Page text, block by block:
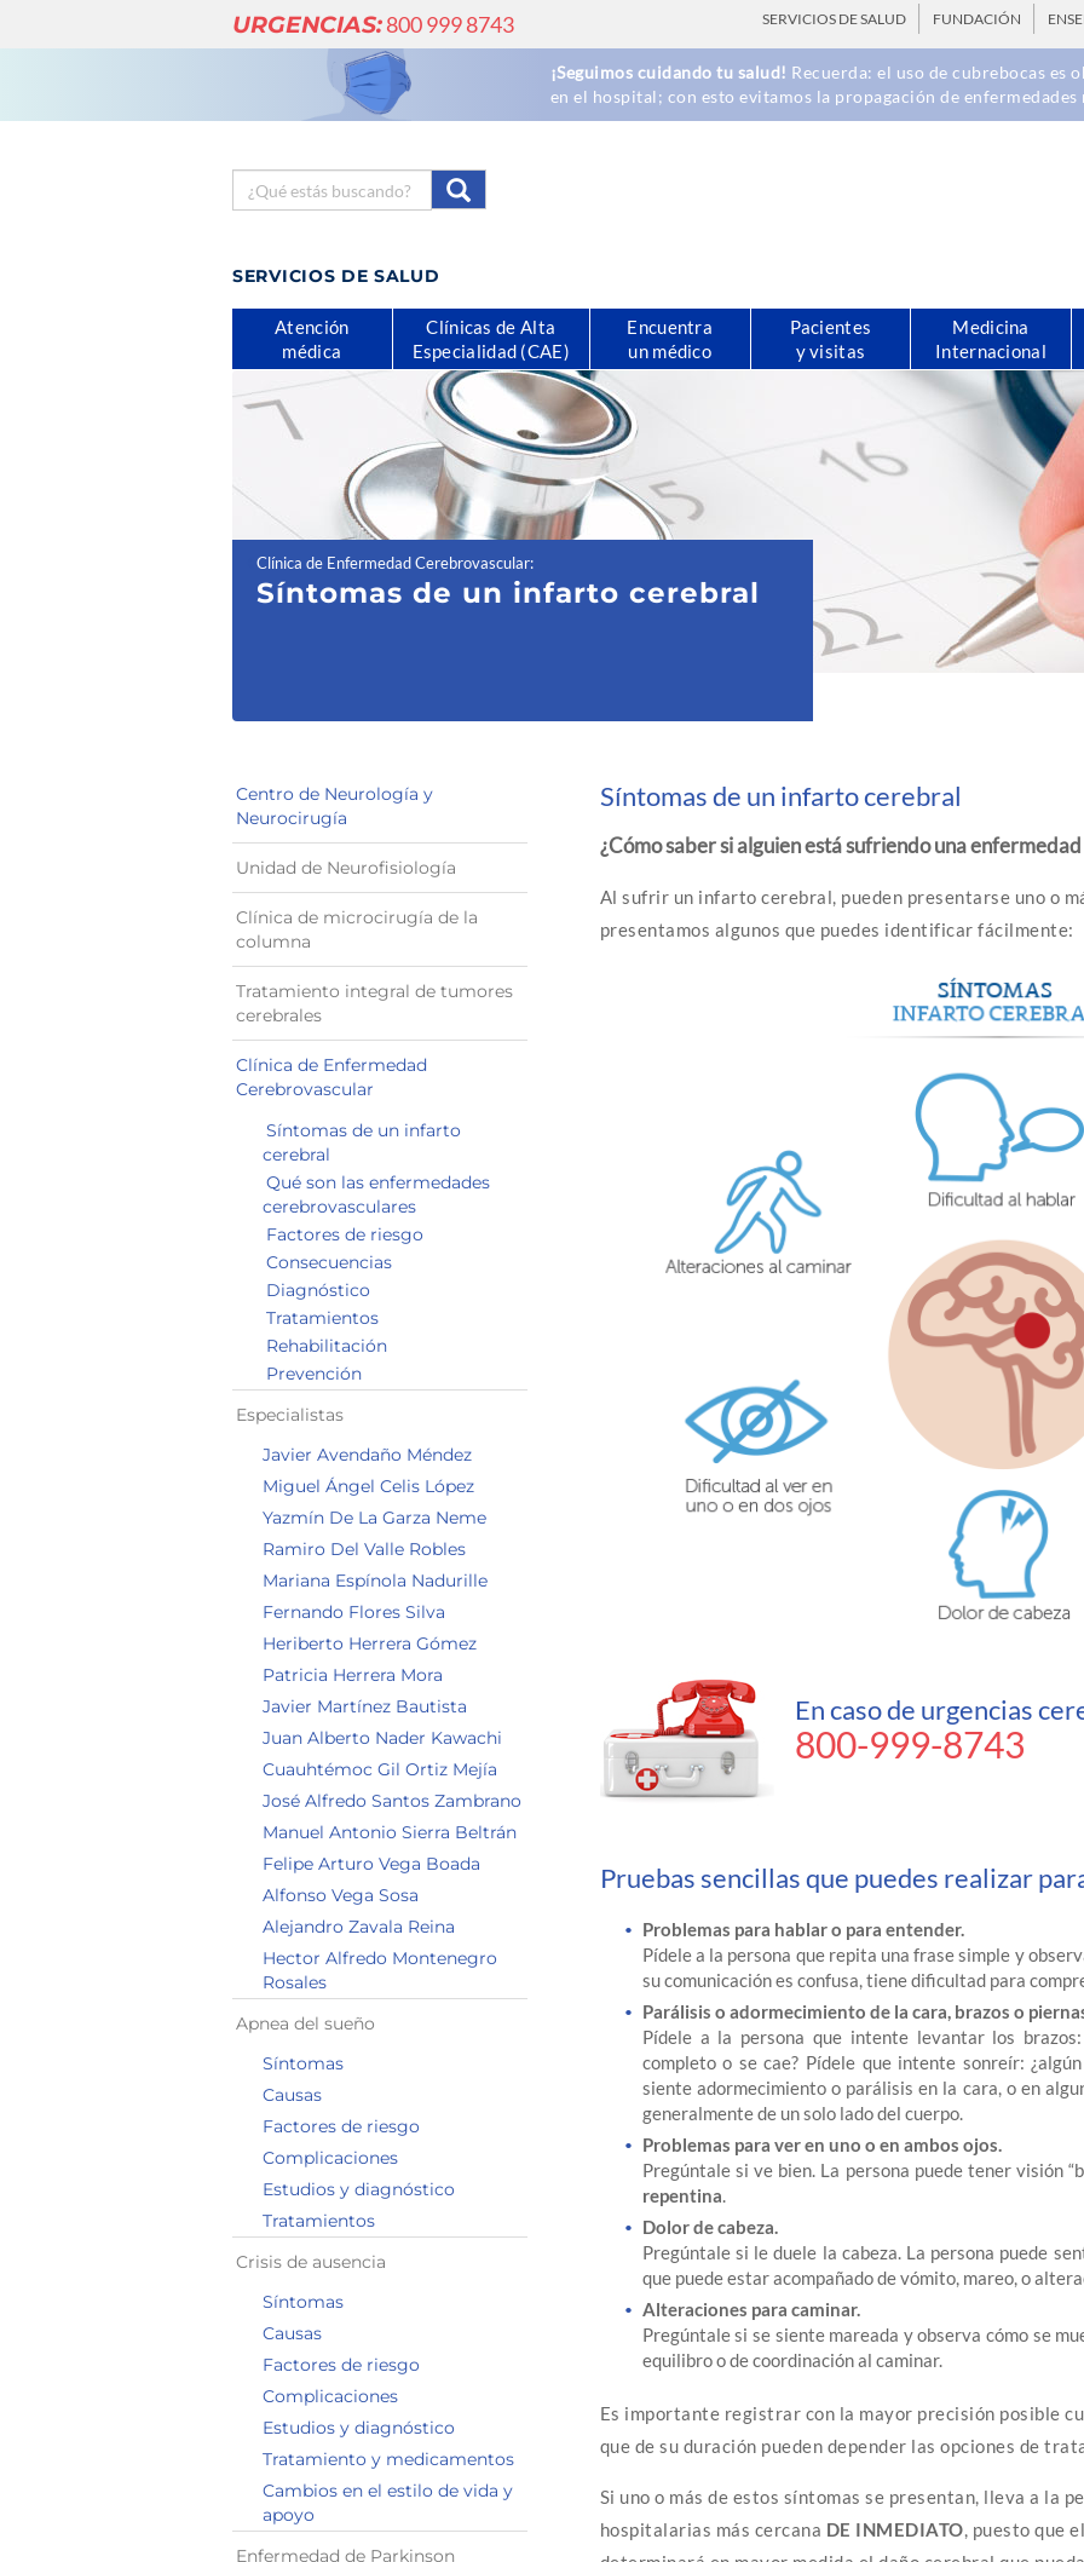
URGENCIAS:800 999 8743 SERVICIOS DE SALUD FUNDACIÓN
¡Seguimos cuidando tu salud! Recuerda: el uso de cubrebocas es
en el hospital; con esto evitamos la propagación de
SERVICIOS DE SALUD
Atención
médica
Clínicas de Alta
Especialidad (CAE)
Encuentra
un médico
Pacientes
y visitas
Medicina
Internacional
Clínica de Enfermedad Cerebrovascular:
Síntomas de un infarto cerebral
Síntomas de un infarto cerebral
¿Cómo saber si alguien está sufriendo una
Al sufrir un infarto cerebral, pueden presentarse uno o
presentamos algunos que puedes identificar fácilmente:
En caso de urgencias
800-999-8743
Pruebas sencillas que puedes realizar
Problemas para hablar o para entender.
Pídele a la persona que repita una frase simple y
su comunicación es confusa, tiene dificultad para
Parálisis o adormecimiento de la cara, brazos o
Pídele a la persona que intente levantar los
completo o se cae? Pídele que intente sonreír:
siente adormecimiento o parálisis en la cara, o en
generalmente de un solo lado del cuerpo.
Problemas para ver en uno o en ambos ojos.
Pregúntale si ve bien. La persona puede tener visión
repentina.
Dolor de cabeza.
Pregúntale si le duele la cabeza. La persona puede
que puede estar acompañado de vómito, mareo, o
Alteraciones para caminar.
Pregúntale si se siente mareada y observa cómo se
equilibro o de coordinación al caminar.
Es importante registrar con la mayor precisión posible
que de su duración pueden depender las opciones de
Si uno o más de estos síntomas se presentan, lleva a la
hospitalarias más cercana DE INMEDIATO, puesto que el
Centro de Neurología y
Neurocirugía
Unidad de Neurofisiología
Clínica de microcirugía de la
columna
Tratamiento integral de tumores
cerebrales
Clínica de Enfermedad
Cerebrovascular
Síntomas de un infarto
cerebral
Qué son las enfermedades
cerebrovasculares
Factores de riesgo
Consecuencias
Diagnóstico
Tratamientos
Rehabilitación
Prevención
Especialistas
Javier Avendaño Méndez
Miguel Ángel Celis López
Yazmín De La Garza Neme
Ramiro Del Valle Robles
Mariana Espínola Nadurille
Fernando Flores Silva
Heriberto Herrera Gómez
Patricia Herrera Mora
Javier Martínez Bautista
Juan Alberto Nader Kawachi
Cuauhtémoc Gil Ortiz Mejía
José Alfredo Santos Zambrano
Manuel Antonio Sierra Beltrán
Felipe Arturo Vega Boada
Alfonso Vega Sosa
Alejandro Zavala Reina
Hector Alfredo Montenegro
Rosales
Apnea del sueño
Síntomas
Causas
Factores de riesgo
Complicaciones
Estudios y diagnóstico
Tratamientos
Crisis de ausencia
Síntomas
Causas
Factores de riesgo
Complicaciones
Estudios y diagnóstico
Tratamiento y medicamentos
Cambios en el estilo de vida y
apoyo
Enfermedad de Parkinson